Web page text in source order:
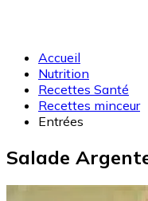
Accueil
Nutrition
Recettes Santé
Recettes minceur
Entrées
Salade